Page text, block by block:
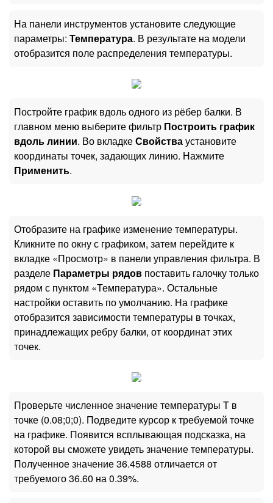
На панели инструментов установите следующие
параметры: Температура. В результате на модели
отобразится поле распределения температуры.
Постройте график вдоль одного из рёбер балки. В
главном меню выберите фильтр Построить график
вдоль линии. Во вкладкеСвойстваустановите
координаты точек, задающих линию. Нажмите
Применить.
Отобразите на графике изменение температуры.
Кликните по окну с графиком, затем перейдите к
вкладке «Просмотр» в панели управления фильтра. В
разделе Параметры рядов поставить галочку только
рядом с пунктом «Температура». Остальные
настройки оставить по умолчанию. На графике
отобразится зависимости температуры в точках,
принадлежащих ребру балки, от координат этих
точек.
Проверьте численное значение температуры T в
точке (0.08;0;0). Подведите курсор к требуемой точке
на графике. Появится всплывающая подсказка, на
которой вы сможете увидеть значение температуры.
Полученное значение 36.4588 отличается от
требуемого 36.60 на 0.39%.